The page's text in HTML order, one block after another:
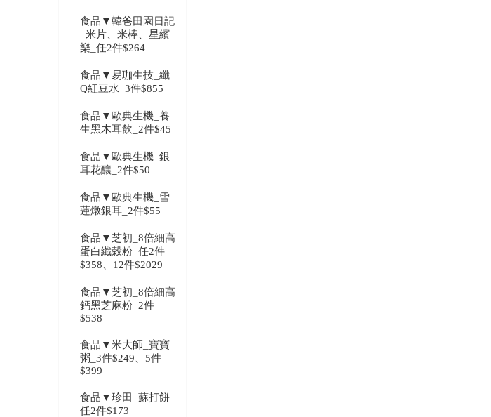
食品▼韓爸田園日記
_米片、米棒、星繽
樂_任2件$264
食品▼易珈生技_纖
Q紅豆水_3件$855
食品▼歐典生機_養
生黑木耳飲_2件$45
食品▼歐典生機_銀
耳花釀_2件$50
食品▼歐典生機_雪
蓮燉銀耳_2件$55
食品▼芝初_8倍細高
蛋白纖穀粉_任2件
$358、12件$2029
食品▼芝初_8倍細高
鈣黑芝麻粉_2件
$538
食品▼米大師_寶寶
粥_3件$249、5件
$399
食品▼珍田_蘇打餅_
任2件$173